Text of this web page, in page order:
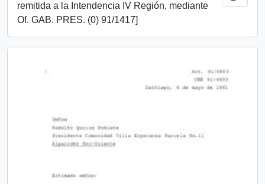
remitida a la Intendencia IV Región, mediante
Of. GAB. PRES. (0) 91/1417]